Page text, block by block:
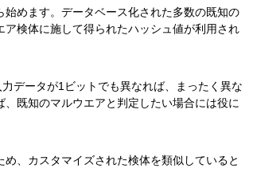
めます。データベース化された多数の既知の
検体に施して得られたハッシュ値が利用され
データが1ビットでも異なれば、まったく異な
既知のマルウエアと判定したい場合には役に
、カスタマイズされた検体を類似していると